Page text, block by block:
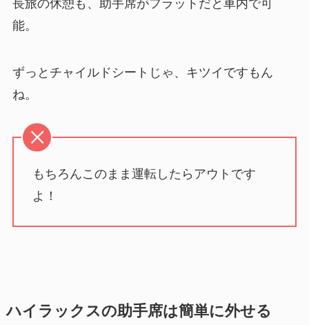
長旅の休憩も、助手席がフラットだと車内で可
能。
ずっとチャイルドシートじゃ、キツイですもん
ね。
もちろんこのまま運転したらアウトです
よ！
ハイラックスの助手席は簡単に外せる